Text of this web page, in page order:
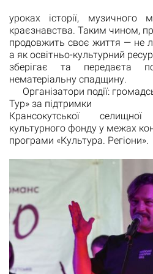
уроках історії, музичного
краєзнавства. Таким чином,
продовжить своє життя — не
а як освітньо-культурний
зберігає та передаєта
нематеріальну спадщину.
Організатори події:
Тур» за підтримки
Крансокутської
культурного фонду у межах
програми «Культура. Регіони».